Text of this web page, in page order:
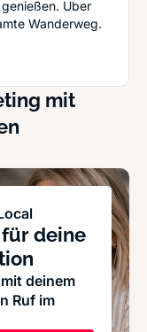
Über
Wanderweg.
12 Tipps für tolle
mit
deine
deinem
Ruf im